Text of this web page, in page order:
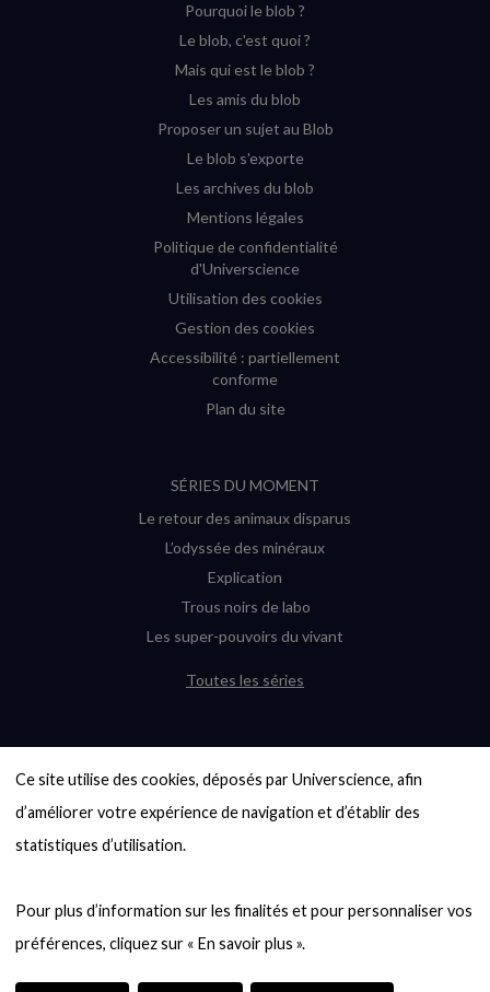
Ce site utilise des cookies, déposés par Universcience, afin
d’améliorer votre expérience de navigation et d’établir des
statistiques d’utilisation.
Pour plus d’information sur les finalités et pour personnaliser vos
Instagram
(nouvelle
Facebook
(nouvelle
Pourquoi le blob ?
Le blob, c'est quoi ?
Mais qui est le blob ?
Les amis du blob
Proposer un sujet au Blob
Le blob s'exporte
Les archives du blob
Mentions légales
Politique de confidentialité
d'Universcience
Utilisation des cookies
Gestion des cookies
Accessibilité : partiellement
conforme
Plan du site
SÉRIES DU MOMENT
Le retour des animaux disparus
L’odyssée des minéraux
Explication
Trous noirs de labo
Les super-pouvoirs du vivant
Toutes les séries
6000 exoplanètes, et pas de « Terre »
en vue ?
Quel avenir pour les cryptos ?
Entre mathématiques et politique : la
quête d’un vote équitable